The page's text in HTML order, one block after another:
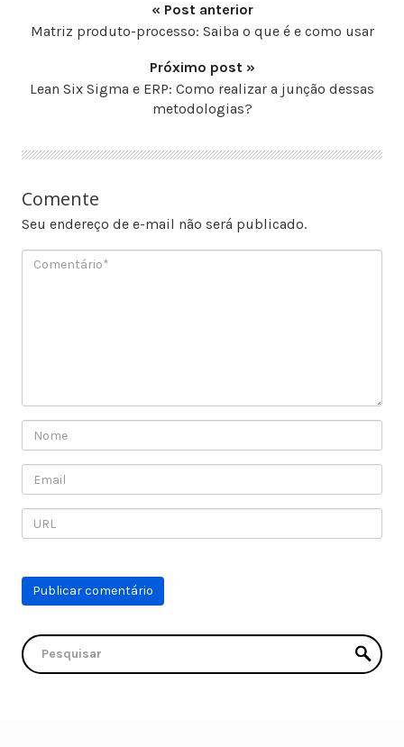
« Post anterior
Matriz produto-processo: Saiba o que é e como usar
Próximo post »
Lean Six Sigma e ERP: Como realizar a junção dessas
metodologias?
Comente
Seu endereço de e-mail não será publicado.